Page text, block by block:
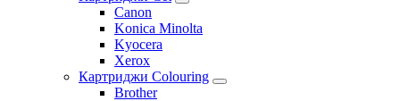
Canon
Konica Minolta
Kyocera
Xerox
Картриджи Colouring
Brother